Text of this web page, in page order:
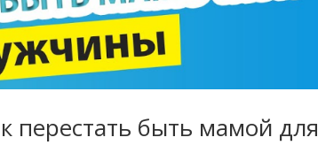
перестать быть мамой для